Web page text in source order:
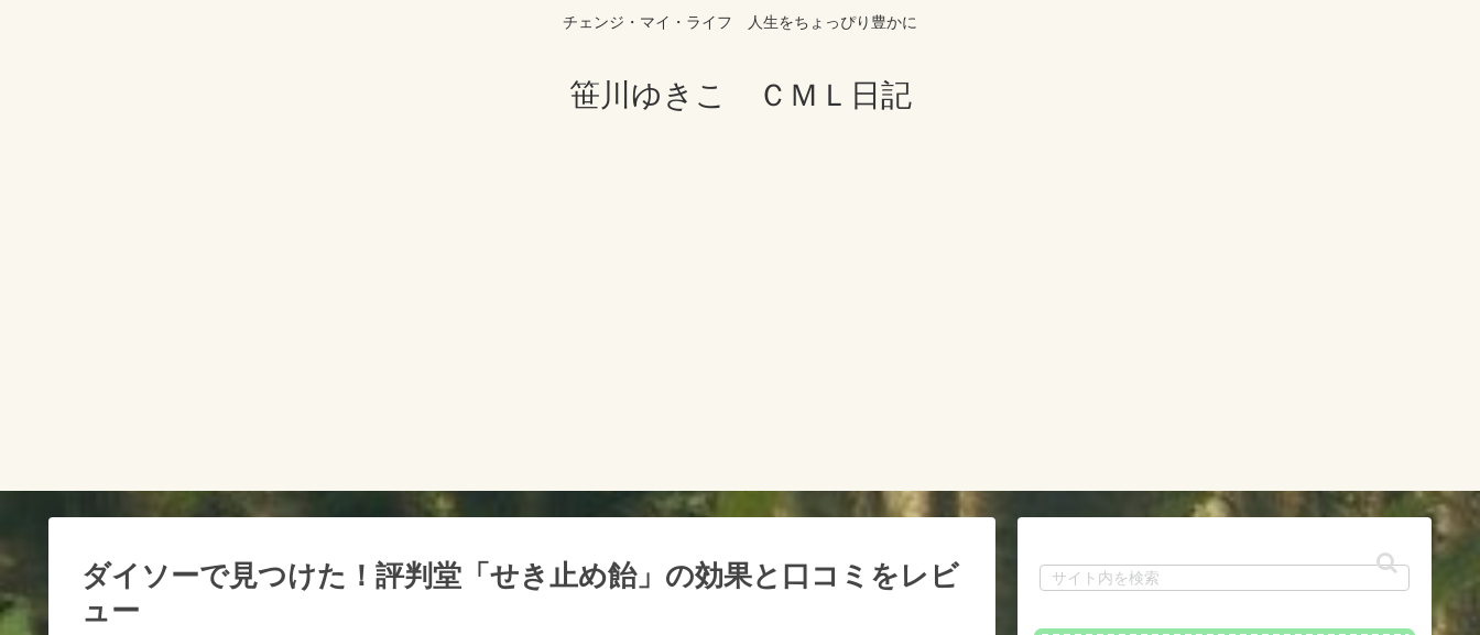
チェンジ・マイ・ライフ 人生をちょっぴり豊かに
笹川ゆきこ ＣＭＬ日記
ダイソーで見つけた！評判堂「せき止め飴」の効果と口コミをレビ
ュー